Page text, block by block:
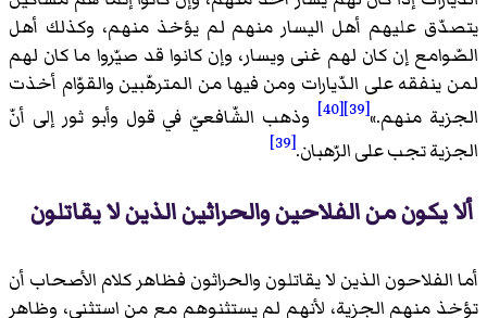
يتصدّق عليهم أهل اليسار منهم لم يؤخذ منهم، وكذلك أهل
الصّوامع إن كان لهم غنى ويسار، وإن كانوا قد صيّروا ما كان لهم
لمن ينفقه على الدّيارات ومن فيها من المترهّبين والقوّام أخذت
الجزية منهم.»
[39]
[40]
وذهب الشّافعيّ في قول وأبو ثور إلى أنّ
الجزية تجب على الرّهبان.[39]
ألا يكون من الفلاحين والحراثين الذين لا يقاتلون
أما الفلاحون الذين لا يقاتلون والحراثون فظاهر كلام الأصحاب أن
تؤخذ منهم الجزية، لأنهم لم يستثنوهم مع من استثني، وظاهر